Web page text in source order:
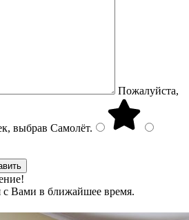
Пожалуйста,
выбрав Самолёт.
Вами в ближайшее время.